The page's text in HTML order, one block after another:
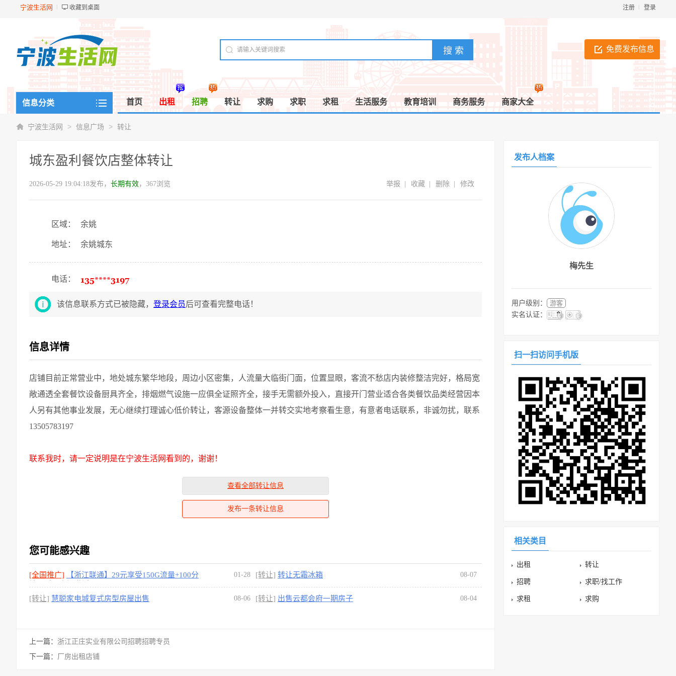
宁波生活网 收藏到桌面 登录
注册
免费发布信息
信息分类 首页 出租 招聘 转让 求购 求职 求租 生活服务 教育培训 商务服务 商家大全
宁波生活网 > 信息广场 > 转让
城东盈利餐饮店整体转让
2026-05-29 19:04:18发布， 长期有效，367浏览 修改
删除
收藏
举报
区域： 余姚
地址： 余姚城东
电话：
该信息联系方式已被隐藏， 登录会员后可查看完整电话！
信息详情
店铺目前正常营业中，地处城东繁华地段，周边小区密集，人流量大临街门面，位置显眼，客流不愁店内装修整洁完好，格局宽
敞通透全套餐饮设备厨具齐全，排烟燃气设施一应俱全证照齐全，接手无需额外投入，直接开门营业适合各类餐饮品类经营因本
人另有其他事业发展，无心继续打理诚心低价转让，客源设备整体一并转交实地考察看生意，有意者电话联系，非诚勿扰，联系
13505783197
联系我时，请一定说明是在宁波生活网看到的，谢谢！
查看全部转让信息
发布一条转让信息
您可能感兴趣
[全国推广]
【浙江联通】29元享受150G流量+100分
01-28 [转让] 转让无霜冰箱 08-07
[转让] 慧聪家电城复式房型房屋出售 08-06 [转让] 出售云都会府一期房子 08-04
上一篇： 浙江正庄实业有限公司招聘招聘专员
下一篇： 厂房出租店铺
发布人档案
梅先生
用户级别：
游客
实名认证：
扫一扫访问手机版
相关类目
出租 转让
招聘 求职/找工作
求租 求购